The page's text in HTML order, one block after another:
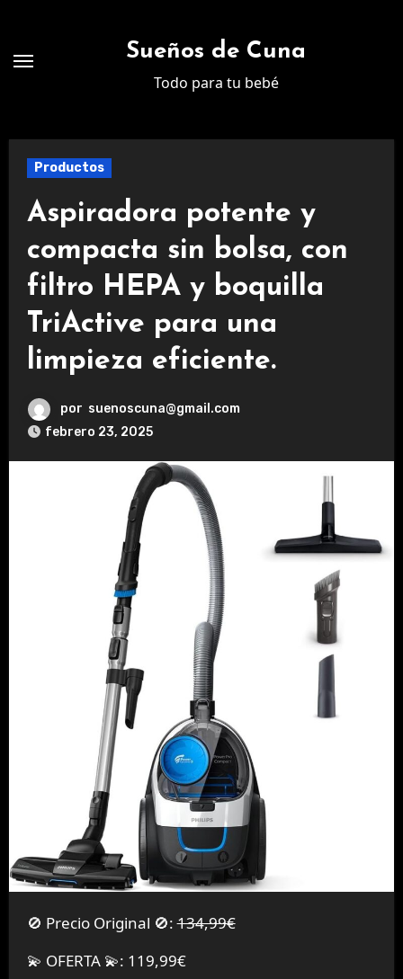
contenido
Sueños de Cuna
Todo para tu bebé
Productos
Aspiradora potente y
compacta sin bolsa, con
filtro HEPA y boquilla
TriActive para una
limpieza eficiente.
por suenoscuna@gmail.com
febrero 23, 2025
🚫 Precio Original 🚫:134,99€
💫 OFERTA 💫: 119,99€